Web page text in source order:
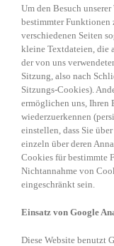
Um den Besuch
bestimmter Funktionen
verschiedenen Seiten
kleine Textdateien, die
der von uns
Sitzung, also nach
Sitzungs-Cookies).
ermöglichen uns, Ihren
wiederzuerkennen
einstellen, dass Sie
einzeln über deren
Cookies für bestimmte
Nichtannahme von
eingeschränkt sein.
Einsatz von Google
Diese Website benutzt